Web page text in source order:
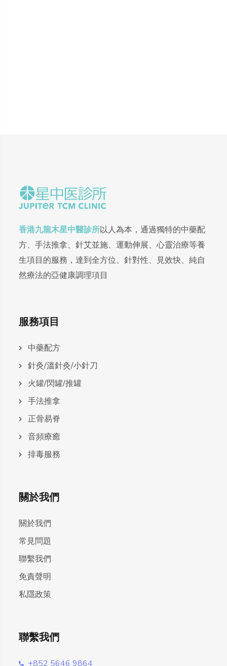
香港九龍木星中醫診所以人為本，通過獨特的中藥配
方、手法推拿、針艾並施、運動伸展、心靈治療等養
生項目的服務，達到全方位、針對性、見效快、純自
然療法的亞健康調理項目
服務項目
中藥配方
針灸/溫針灸/小針刀
火罐/閃罐/推罐
手法推拿
正骨易脊
⾳頻療癒
排毒服務
關於我們
關於我們
常見問題
聯繫我們
免責聲明
私隱政策
聯繫我們
+852 5646 9864